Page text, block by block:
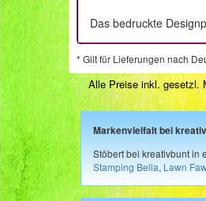
Das bedruckte
* Gilt für Lieferungen nach
Alle Preise inkl. gesetzl.
Markenvielfalt bei
Stöbert bei kreativbunt in
Stamping Bella, Lawn